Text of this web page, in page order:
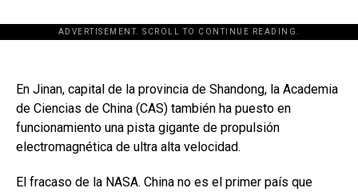
ADVERTISEMENT. SCROLL TO CONTINUE READING.
En Jinan, capital de la provincia de Shandong, la Academia
de Ciencias de China (CAS) también ha puesto en
funcionamiento una pista gigante de propulsión
electromagnética de ultra alta velocidad.
El fracaso de la NASA. China no es el primer país que